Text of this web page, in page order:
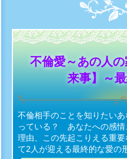
不倫愛～あの人
来事】～
不倫相手のことを知りたい
っている？ あなたへの感情
理由、この先起こりえる重
て2人が迎える最終的な愛の